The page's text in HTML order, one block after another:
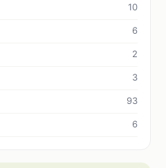
10
6
2
3
93
6